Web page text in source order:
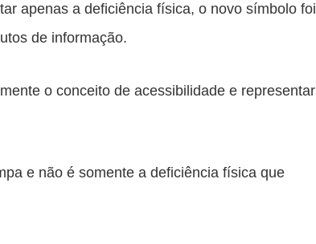
apenas a deficiência física, o novo símbolo foi
de informação.
o conceito de acessibilidade e representar
e não é somente a deficiência física que